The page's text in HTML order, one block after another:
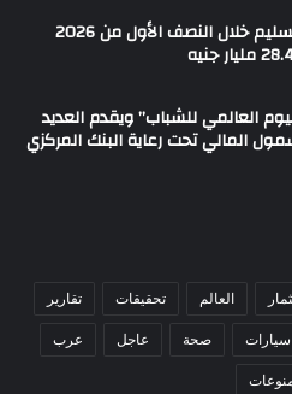
مدينة مصر تضاعف معدلات التسليم خلال النصف الأول من 2026
العالمي للشباب” ويقدم العديد
المالي تحت رعاية البنك المركزي
العالم تحقيقات تقارير
سيارات صحة عاجل عرب